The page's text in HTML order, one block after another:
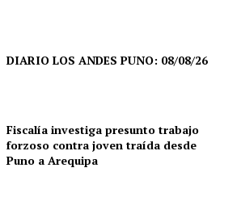
DIARIO LOS ANDES PUNO: 08/08/26
Fiscalía investiga presunto trabajo
forzoso contra joven traída desde
Puno a Arequipa